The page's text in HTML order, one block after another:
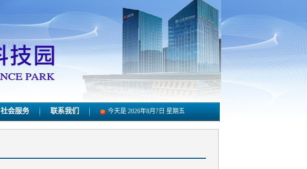
社会服务 联系我们 今天是 2026年8月7日 星期五